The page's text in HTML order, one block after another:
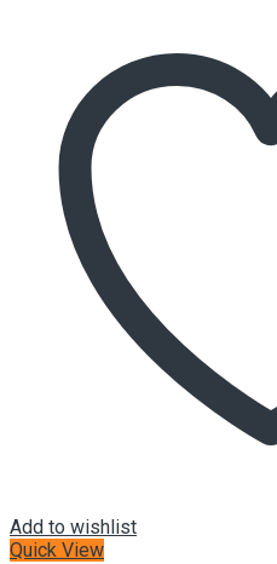
Add to wishlist
Quick View